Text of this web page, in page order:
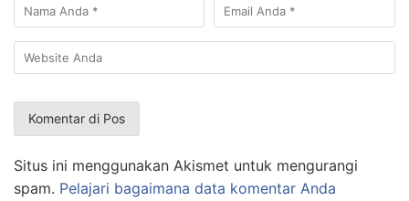
Situs ini menggunakan Akismet untuk mengurangi
spam. Pelajari bagaimana data komentar Anda